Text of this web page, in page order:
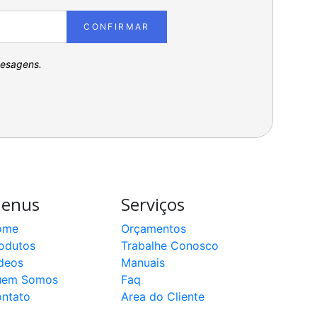
CONFIRMAR
Somos
Serviços
Orçamentos
Trabalhe Conosco
Manuais
Faq
Area do Cliente